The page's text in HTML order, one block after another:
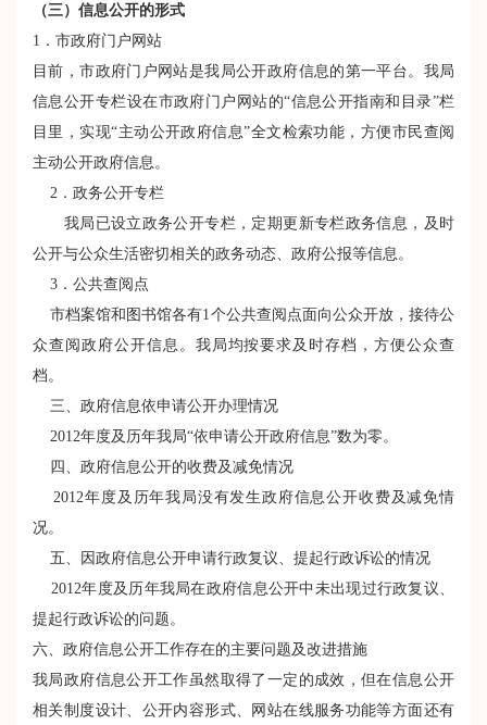
（三）信息公开的形式
1．市政府门户网站
目前，市政府门户网站是我局公开政府信息的第一平台。我局
信息公开专栏设在市政府门户网站的“信息公开指南和目录”栏
目里，实现“主动公开政府信息”全文检索功能，方便市民查阅
主动公开政府信息。
2．政务公开专栏
我局已设立政务公开专栏，定期更新专栏政务信息，及时
公开与公众生活密切相关的政务动态、政府公报等信息。
3．公共查阅点
市档案馆和图书馆各有1个公共查阅点面向公众开放，接待公
众查阅政府公开信息。我局均按要求及时存档，方便公众查
档。
三、政府信息依申请公开办理情况
2012年度及历年我局“依申请公开政府信息”数为零。
四、政府信息公开的收费及减免情况
2012年度及历年我局没有发生政府信息公开收费及减免情
况。
五、因政府信息公开申请行政复议、提起行政诉讼的情况
2012年度及历年我局在政府信息公开中未出现过行政复议、
提起行政诉讼的问题。
六、政府信息公开工作存在的主要问题及改进措施
我局政府信息公开工作虽然取得了一定的成效，但在信息公开
相关制度设计、公开内容形式、网站在线服务功能等方面还有